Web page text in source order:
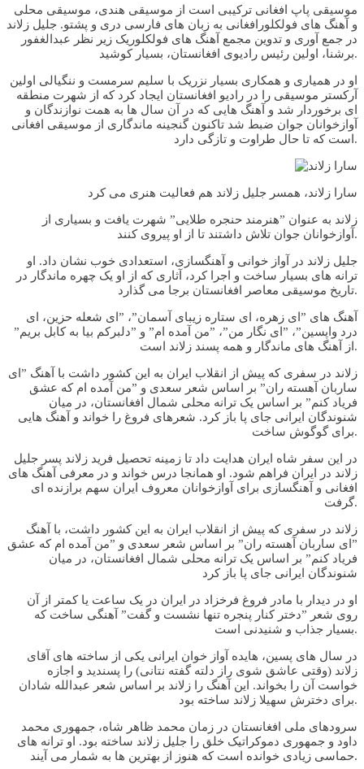
موسیقی پاپ افغانی ترکیبی است از موسیقی هندی، موسیقی محلی
و آهنگ های فولکلورافغانی به زبان های فارسی دری و پشتو. جلیل زلاند
در جمع آوری و تدوین مجمع آهنگ های فولکلوریک زیر نظر عبدالغفور
برشنا، اولین رئیس رادیوی افغانستان، بسیار کوشید.
او در همیاری و همکاری بسیار نزریک با سلیم سرمست و ننگیالی اولین
آرکستر موسیقی را در رادیو افغانستان ایجاد کرد که از شهرت منطقه
ای برخوردار شد و آهنگ هایی که در آن سال ها به همت نوازندگان و
آوازخوانان جوان ضبط شد تاکنون گنجینه ماندگاری از موسیقی افغانی
است که تا حال طراوت و تازگی دارد.
سارا زلاند، همسر جلیل زلاند هم فعالیت هنری می کرد
زلاند به عنوان ”هنرمند حنجره طلایی” شهرت یافت و بسیاری از
آوازخوانان جوان تلاش داشتند تا از او پیروی کنند.
جلیل زلاند در آواز خوانی و آهنگسازی، استعدادی خوب نشان داد. او
ترانه های بسیار ساخت و اجرا کرد، آثاری که از او یک چهره ماندگار در
تاریخ موسیقی معاصر افغانستان برجا می گذارد.
آهنگ های ”ای زهره، ای ستاره زیبای آسمان”، ”ای شعله حزین، ای
درد واپسین”، ”ای نگار من”، ”من آمده ام” و ”دلبرکم بیا به کابل بریم”
از آهنگ های ماندگار و همه پسند زلاند است.
زلاند در سفری که پیش از انقلاب ایران به این کشور داشت با آهنگ ”ای
ساربان آهسته ران” بر اساس شعر سعدی و ”من آمده ام که عشق
فریاد کنم” بر اساس یک ترانه محلی شمال افغانستان، در میان
شنوندگان ایرانی جای پا باز کرد. شعرهای فروغ را خواند و آهنگ هایی
برای گوگوش ساخت.
در این سفر شاه ایران هدایت داد تا زمینه تحصیل فرید زلاند پسر جلیل
زلاند در ایران فراهم شود. او همانجا درس خواند و در معرفی آهنگ های
افغانی و آهنگسازی برای آوازخوانان معروف ایران سهم برازنده ای
گرفت.
زلاند در سفری که پیش از انقلاب ایران به این کشور داشت، با آهنگ
”ای ساربان آهسته ران” بر اساس شعر سعدی و ”من آمده ام که عشق
فریاد کنم” بر اساس یک ترانه محلی شمال افغانستان، در میان
شنوندگان ایرانی جای پا باز کرد
او در دیدار با مادر فروغ فرخزاد در ایران در یک ساعت یا کمتر از آن
روی شعر ”دختر کنار پنجره تنها نشست و گفت” آهنگی ساخت که
بسیار جذاب و شنیدنی است.
در سال های پسین، هایده آواز خوان ایرانی یکی از ساخته های آقای
زلاند (وقتی عاشق شوی راز دلته گفته نتانی) را پسندید و اجازه
خواست آن را بخواند. این آهنگ را زلاند بر اساس شعر عبدالله شادان
برای دخترش سهیلا زلاند ساخته بود.
سرودهای ملی افغانستان در زمان محمد ظاهر شاه، جمهوری محمد
داود و جمهوری دموکراتیک خلق را جلیل زلاند ساخته بود. او ترانه های
حماسی زیادی خوانده است که هنوز از بهترین ها به شمار می آیند.